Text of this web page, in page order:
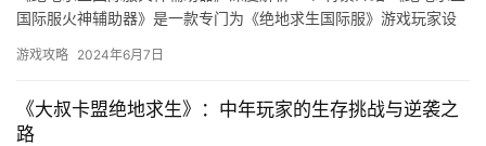
国际服火神辅助器》是一款专门为《绝地求生国际服》游戏玩家设
游戏攻略 2024年6月7日
《大叔卡盟绝地求生》：中年玩家的生存挑战与逆袭之
路